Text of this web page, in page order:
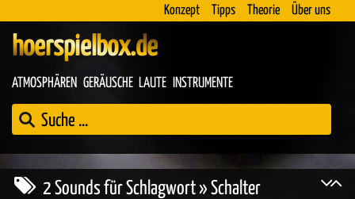
Konzept Tipps Theorie Über uns
hoerspielbox.de
ATMOSPHÄREN GERÄUSCHE LAUTE INSTRUMENTE
2 Sounds für Schlagwort » Schalter